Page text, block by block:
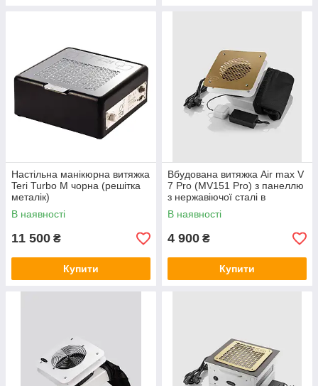
Повна компенсація вартості, якщо товар не підходить
При замовленні від двох штук даруємо безкоштовну
доставку «Новою поштою»
Настільна манікюрна витяжка
Teri Turbo M чорна (решітка
металік)
В наявності
11 500 ₴
Купити
Вбудована витяжка Air max V
7 Pro (MV151 Pro) з панеллю
з нержавіючої сталі в
золотому кольорі
В наявності
4 900 ₴
Купити